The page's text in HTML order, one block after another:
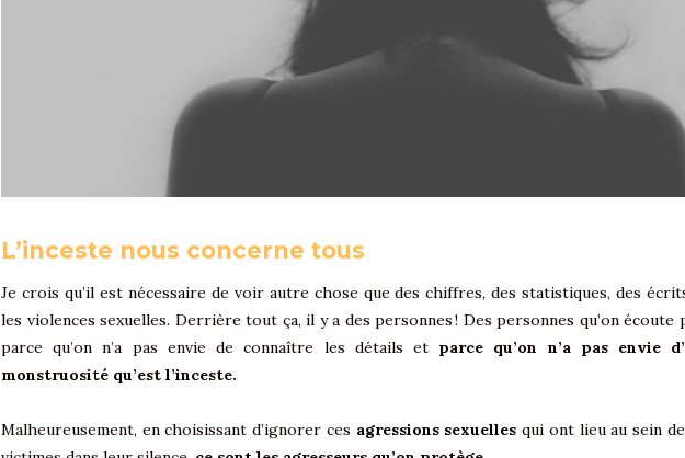
L’inceste nous concerne tous
Je crois qu’il est nécessaire de voir autre chose que des chiffres, des statistiques, des
les violences sexuelles. Derrière tout ça, il y a des personnes ! Des personnes qu’on écoute
parce qu’on n’a pas envie de connaître les détails et parce qu’on n’a pas envie
monstruosité qu’est l’inceste.
Malheureusement, en choisissant d’ignorer ces agressions sexuelles qui ont lieu au sein